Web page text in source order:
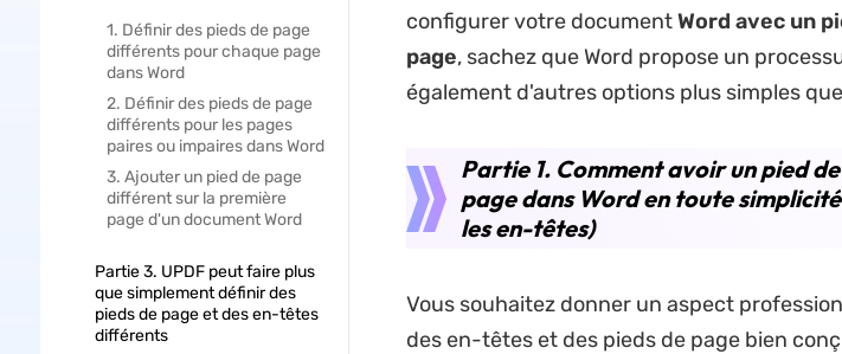
1. Définir des pieds de page
différents pour chaque page
dans Word
2. Définir des pieds de page
différents pour les pages
paires ou impaires dans Word
3. Ajouter un pied de page
différent sur la première
page d'un document Word
Partie 3. UPDF peut faire plus
que simplement définir des
pieds de page et des en-têtes
différents
configurer votre documentWord avec un
page, sachez que Word propose un
également d'autres options plus simples
Partie 1. Comment avoir un pied
page dans Word en toute
les en-têtes)
Vous souhaitez donner un aspect
des en-têtes et des pieds de page bien